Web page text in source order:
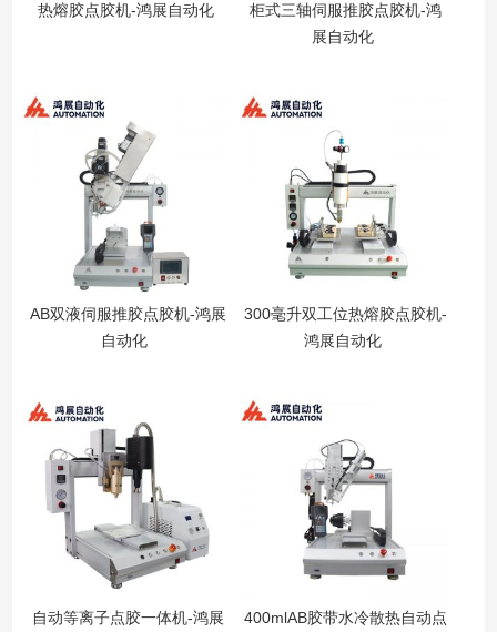
热熔胶点胶机-鸿展自动化
柜式三轴伺服推胶点胶机-鸿
展自动化
AB双液伺服推胶点胶机-鸿展
自动化
300毫升双工位热熔胶点胶机-
鸿展自动化
自动等离子点胶一体机-鸿展
400mlAB胶带水冷散热自动点